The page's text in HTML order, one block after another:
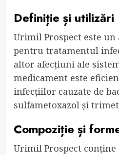
Definiție și utilizări
Urimil Prospect este
pentru tratamentul
altor afecțiuni ale
medicament este
infecțiilor cauzate de
sulfametoxazol și
Compoziție și
Urimil Prospect conține